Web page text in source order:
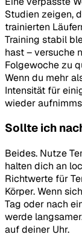
Studien zeigen,
trainierten
Training stabil
hast – versuche
Folgewoche zu
Wenn du mehr
Intensität für
wieder
Sollte ich
Beides. Nutze
halten dich an
Richtwerte für
Körper. Wenn
Tag oder nach
werde
auf deiner Uhr.